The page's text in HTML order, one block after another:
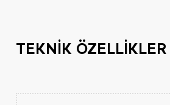
TEKNİK ÖZELLİKLER